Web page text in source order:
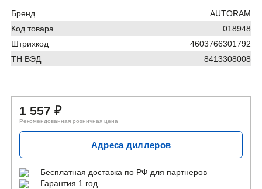
Бренд
AUTORAM
Код товара
018948
Штрихкод
4603766301792
ТН ВЭД
8413308008
1 557₽
Рекомендованная розничная цена
Адреса диллеров
Бесплатная доставка по РФ для партнеров
Гарантия 1 год